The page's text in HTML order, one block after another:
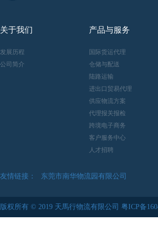
关于我们
发展历程
公司简介
产品与服务
国际货运代理
仓储与配送
陆路运输
进出口贸易代理
供应物流方案
代理报关报检
跨境电子商务
客户服务中心
人才招聘
友情链接： 东莞市南华物流园有限公司
东莞市清溪物流园有限公司
版权所有 © 2019 天馬行物流有限公司 粤ICP备